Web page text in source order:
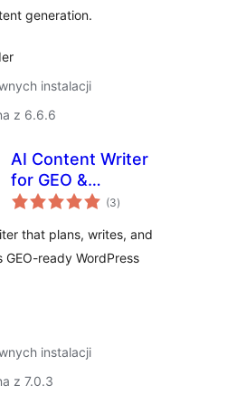
generation.
instalacji
z 6.6.6
AI Content Writer
for GEO &
Autopublish by
(3wszystkich
ocen
)
that plans, writes, and
GEO-ready WordPress
instalacji
z 7.0.3